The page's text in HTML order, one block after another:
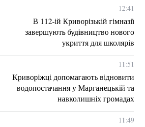
12:41
В 112-ій Криворізькій гімназії
завершують будівництво нового
укриття для школярів
11:51
Криворіжці допомагають відновити
водопостачання у Марганецькій та
навколишніх громадах
11:49